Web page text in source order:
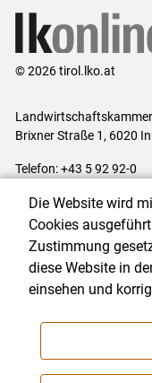
© 2026 tirol.lko.at
Landwirtschaftskammer
Brixner Straße 1, 6020
Telefon: +43 5 92 92-0
Impressum|Kontakt|
Cookie-Einstellungen
NEWSLETTER
Die Website wird
Cookies
Zustimmung
diese Website in
einsehen und